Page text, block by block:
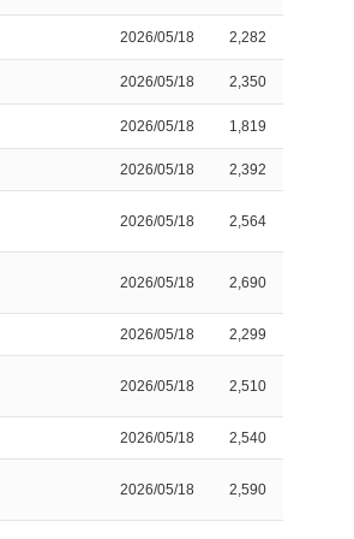
2026/05/18 2,282
2026/05/18 2,350
2026/05/18 1,819
2026/05/18 2,392
2026/05/18 2,564
2026/05/18 2,690
2026/05/18 2,299
2026/05/18 2,510
2026/05/18 2,540
2026/05/18 2,590